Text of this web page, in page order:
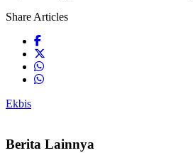
Share Articles
Ekbis
Berita Lainnya